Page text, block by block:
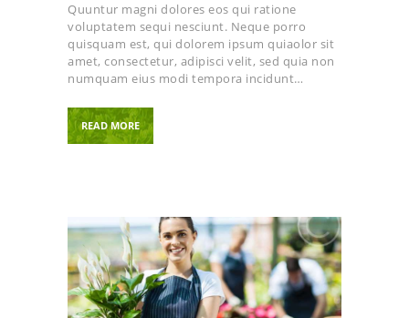
Quuntur magni dolores eos qui ratione
voluptatem sequi nesciunt. Neque porro
quisquam est, qui dolorem ipsum quiaolor sit
amet, consectetur, adipisci velit, sed quia non
numquam eius modi tempora incidunt…
READ MORE